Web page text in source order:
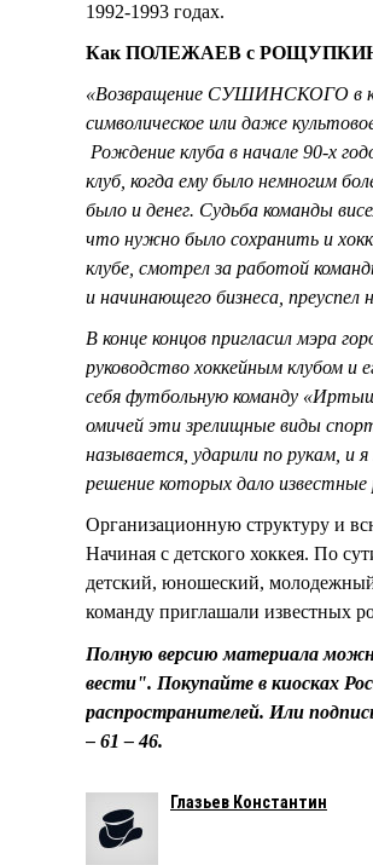
1992-1993 годах.
Как ПОЛЕЖАЕВ с
«Возвращение СУШИНСКОГО в
символическое или даже
Рождение клуба в начале 90-х
клуб, когда ему было немногим
было и денег. Судьба команды
что нужно было сохранить и
клубе, смотрел за работой
и начинающего бизнеса, преуспел
В конце концов пригласил мэра
руководство хоккейным клубом и
себя футбольную команду
омичей эти зрелищные виды
называется, ударили по рукам, и
решение которых дало
Организационную структуру и
Начиная с детского хоккея. По
детский, юношеский,
команду приглашали известных
Полную версию материала
вести". Покупайте в киосках
распространителей. Или
– 61 – 46.
Глазьев Константин